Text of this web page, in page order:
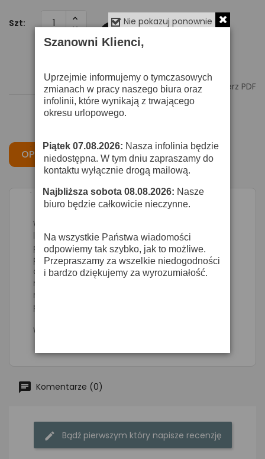
Szt:
 Pobierz PDF
OPIS CECHY OPINIE
Współpracuje ze wszystkimi markami
lustrzanych kul- Przystępna wyściełane
pokrowce przeznaczone do ochrony i
przedłużenia żywotności opraw
oświetleniowych przenośnych- Idealne dla
mobilnych DJ'ów, platform i zespołów
roboczych Karaoke- Szeroka konstrukcja
przekładni
Wymiary: 305x305x305mm
Komentarze (0)
Bądź pierwszym który napisze recenzję
Nie pokazuj ponownie
Szanowni Klienci,
Uprzejmie informujemy o tymczasowych
zmianach w pracy naszego biura oraz
infolinii, które wynikają z trwającego
okresu urlopowego.
· Piątek 07.08.2026: Nasza infolinia będzie
niedostępna. W tym dniu zapraszamy do
kontaktu wyłącznie drogą mailową.
· Najbliższa sobota 08.08.2026: Nasze
biuro będzie całkowicie nieczynne.
Na wszystkie Państwa wiadomości
odpowiemy tak szybko, jak to możliwe.
Przepraszamy za wszelkie niedogodności
i bardzo dziękujemy za wyrozumiałość.